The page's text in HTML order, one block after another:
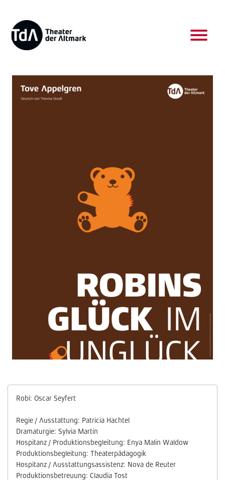
Robi: Oscar Seyfert
Regie / Ausstattung: Patricia Hachtel
Dramaturgie: Sylvia Martin
Hospitanz / Produktionsbegleitung: Enya Malin Waldow
Produktionsbegleitung: Theaterpädagogik
Hospitanz / Ausstattungsassistenz: Nova de Reuter
Produktionsbetreuung: Claudia Tost